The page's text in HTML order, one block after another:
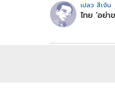
เปลว สีเงิน
ไทย ‘อย่า